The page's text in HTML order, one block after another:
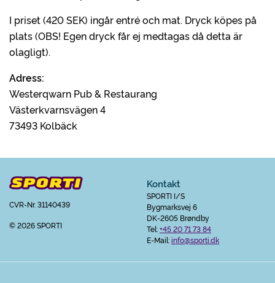
I priset (420 SEK) ingår entré och mat. Dryck köpes på
plats (OBS! Egen dryck får ej medtagas då detta är
olagligt).
Adress:
Westerqwarn Pub & Restaurang
Västerkvarnsvägen 4
73493 Kolbäck
CVR-Nr. 31140439
© 2026 SPORTI
Kontakt
SPORTI I/S
Bygmarksvej 6
DK-2605 Brøndby
Tel:+45 20 71 73 84
E-Mail:info@sporti.dk